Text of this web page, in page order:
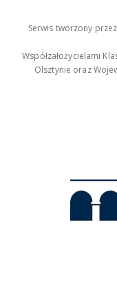
Serwis tworzony
Współzałożycielami
Olsztynie oraz